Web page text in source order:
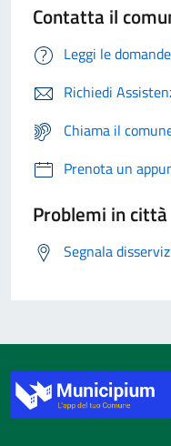
Contatta il
Leggi le
Richiedi
Chiama il
Prenota un
Problemi in città
Segnala